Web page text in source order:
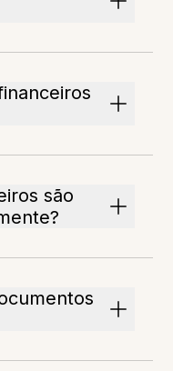
são